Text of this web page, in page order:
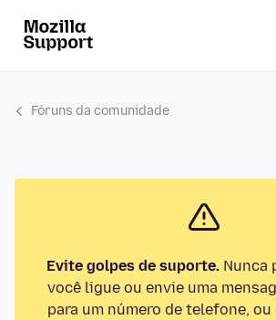
Fóruns da comunidade
Evite golpes de suporte.Nunca
você ligue ou envie uma
para um número de telefone,